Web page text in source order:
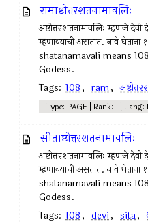
रामाष्टोत्तरशतनामावलिः
अष्टोत्तरशतनामावलिः म्हणजे
म्हणावयाची असतात. नावे
shatanamavali means
Godess.
Tags: 108, ram,
Type: PAGE | Rank: 1 |
सीताष्टोत्तरशतनामावलिः
अष्टोत्तरशतनामावलिः म्हणजे
म्हणावयाची असतात. नावे
shatanamavali means
Godess.
Tags: 108, devi, sita,